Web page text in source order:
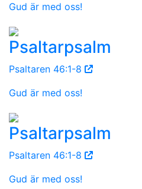
Gud är med oss!
Psaltarpsalm
Psaltaren 46:1-8
Gud är med oss!
Psaltarpsalm
Psaltaren 46:1-8
Gud är med oss!